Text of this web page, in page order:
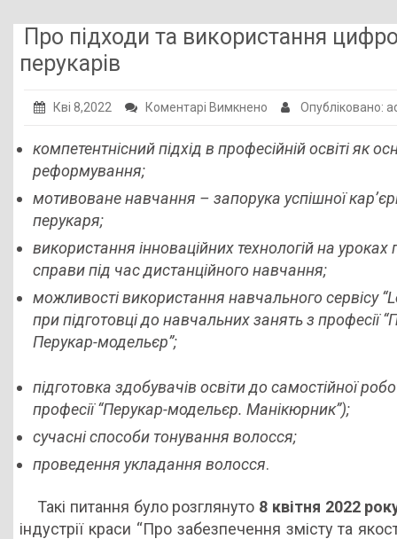
Заклади ПТО
Галерея
НМЦ ПТО України
Про підходи та використання
перукарів
Кві 8,2022 Коментарі Вимкнено до
підходи
використання
навчальних
підготовки
перукарів
Опубліковано:
компетентнісний підхід в професійній освіті як
реформування;
мотивоване навчання – запорука успішної
перукаря;
використання інноваційних технологій на уроках
справи під час дистанційного навчання;
можливості використання навчального сервісу
при підготовці до навчальних занять з професії
Перукар-модельєр”;
підготовка здобувачів освіти до самостійної
професії “Перукар-модельєр. Манікюрник”);
сучасні способи тонування волосся;
проведення укладання волосся.
Такі питання було розглянуто 8 квітня 2022
індустрії краси “Про забезпечення змісту та